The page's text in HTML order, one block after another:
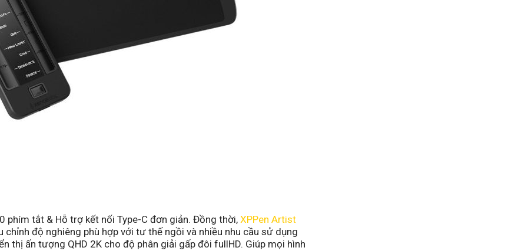
phím tắt & Hỗ trợ kết nối Type-C đơn giản. Đồng thời,XPPen Artist
độ nghiêng phù hợp với tư thế ngồi và nhiều nhu cầu sử dụng
thị ấn tượng QHD 2K cho độ phân giải gấp đôi fullHD. Giúp mọi hình